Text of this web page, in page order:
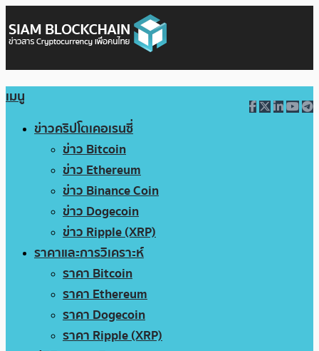
เมนู
ข่าวคริปโตเคอเรนซี่
ข่าว Bitcoin
ข่าว Ethereum
ข่าว Binance Coin
ข่าว Dogecoin
ข่าว Ripple (XRP)
ราคาและการวิเคราะห์
ราคา Bitcoin
ราคา Ethereum
ราคา Dogecoin
ราคา Ripple (XRP)